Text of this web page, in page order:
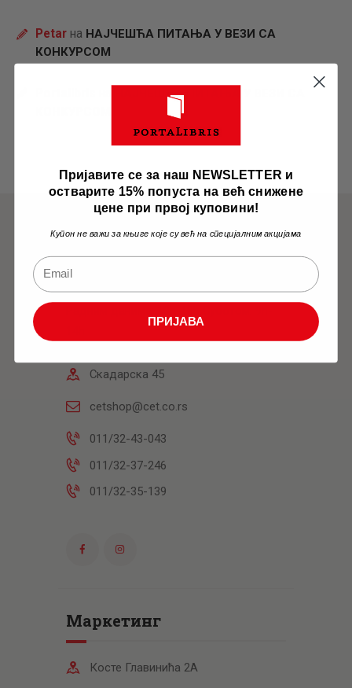
Petarна НАЈЧЕШЋА ПИТАЊА У ВЕЗИ СА
КОНКУРСОМ
НАЈЧЕШЋА ПИТАЊА У ВЕЗИ СА
Књижара
Скадарска 45
cetshop@cet.co.rs
011/32-43-043
011/32-37-246
011/32-35-139
Маркетинг
Косте Главинића 2А
Пријавите се за наш NEWSLETTER и
остварите 15% попуста на већ снижене
цене при првој куповини!
Купон не важи за књиге које су већ на специјалним акцијама
ПРИЈАВА